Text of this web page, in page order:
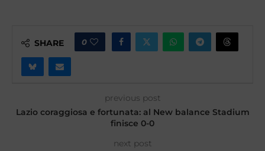
SHARE 0
previous post
Lazio coraggiosa e fortunata: al New balance Stadium
finisce 0-0
next post